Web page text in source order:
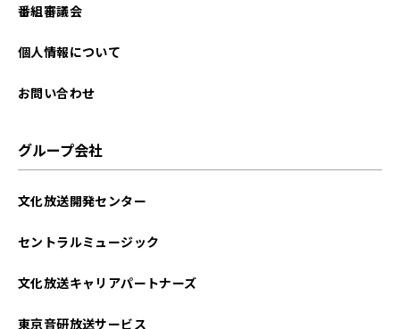
番組審議会
個人情報について
お問い合わせ
グループ会社
文化放送開発センター
セントラルミュージック
文化放送キャリアパートナーズ
東京音研放送サービス